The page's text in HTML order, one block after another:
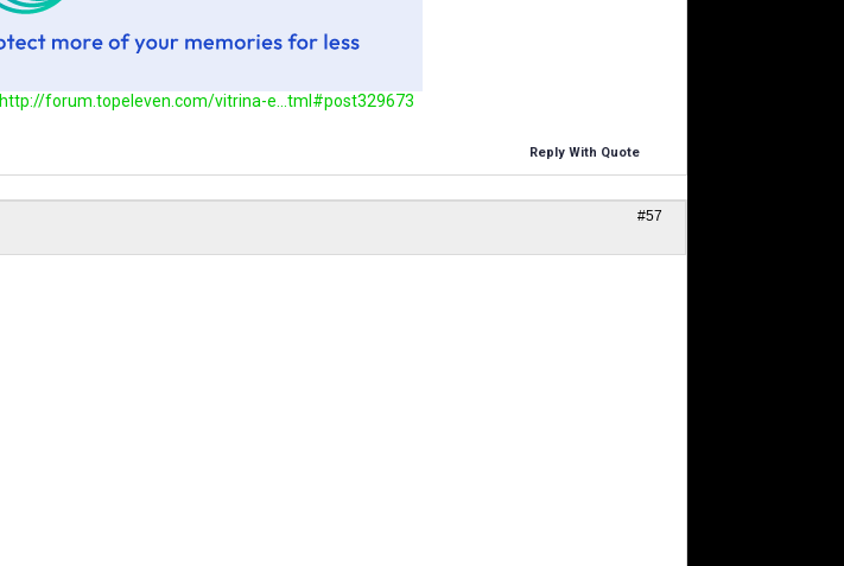
http://forum.topeleven.com/vitrina-e...tml#post329673
Reply With Quote
#57